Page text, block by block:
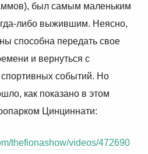
был самым маленьким
либо выжившим. Неясно,
способна передать свое
и вернуться с
спортивных событий. Но
как показано в этом
Цинциннати:
thefionashow/videos/472690